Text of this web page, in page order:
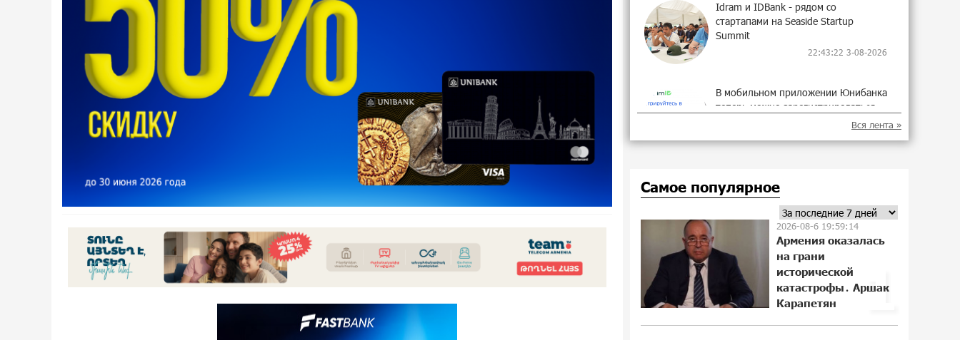
Idram и IDBank - рядом со
стартапами на Seaside Startup
Summit
22:43:22 3-08-2026
В мобильном приложении Юнибанка
теперь можно зарегистрироваться
IDBank предупреждает о
кибератаках на школьников
21:09:53 31-07-2026
ЕАЭС со временем будет
расширяться. Когда-нибудь это
поймёт и рядовой армянин, но
будет уже поздно
11:21:27 31-07-2026
Вся лента »
Самое популярное
1
2026-08-6 19:59:14
Армения оказалась
на грани
исторической
катастрофы․ Аршак
Карапетян